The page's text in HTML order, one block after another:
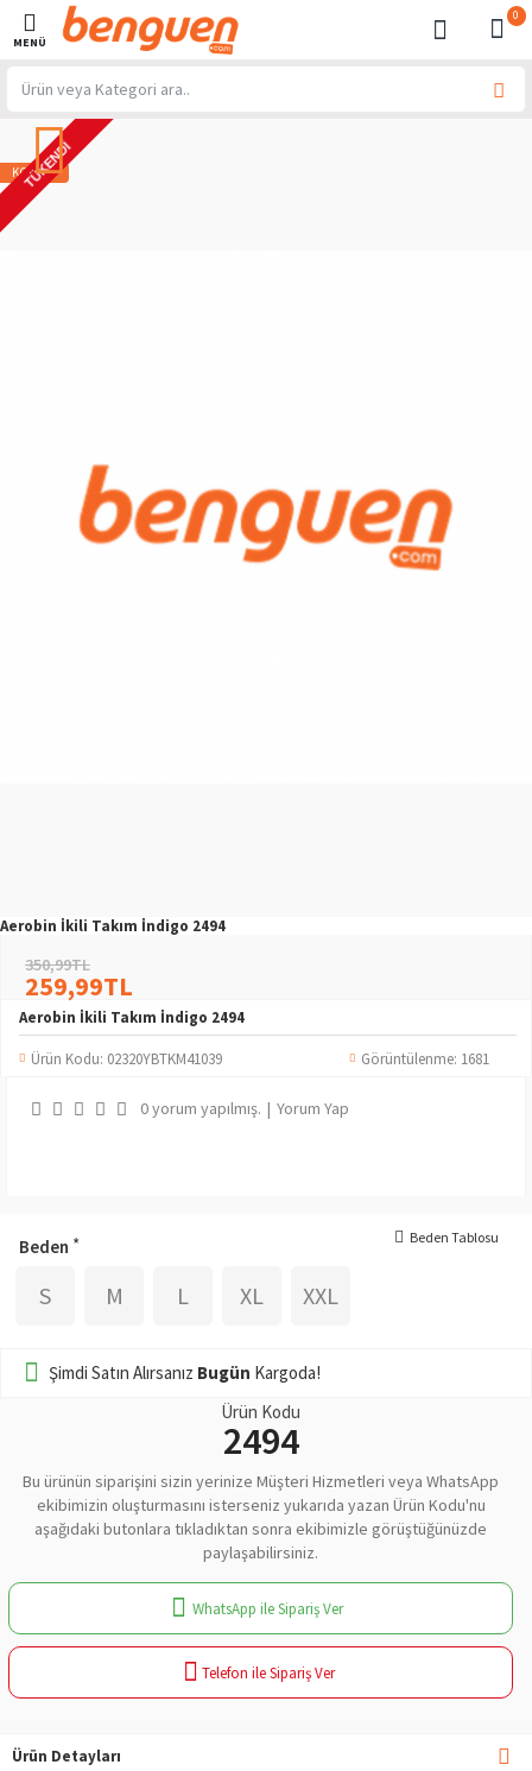
0
KOMBIN
TÜKENDI
Aerobin İkili Takım İndigo 2494
Aerobin İkili Takım İndigo 2494
Ürün Kodu: 02320YBTKM41039 Görüntülenme: 1681
0 yorum yapılmış. | Yorum Yap
259,99TL
350,99TL
Beden
S M L XL XXL
Beden Tablosu
Şimdi Satın Alırsanız Bugün Kargoda!
Ürün Kodu
2494
Bu ürünün siparişini sizin yerinize Müşteri Hizmetleri veya WhatsApp
ekibimizin oluşturmasını isterseniz yukarıda yazan Ürün Kodu'nu
aşağıdaki butonlara tıkladıktan sonra ekibimizle görüştüğünüzde
paylaşabilirsiniz.
WhatsApp ile Sipariş Ver
Telefon ile Sipariş Ver
Ürün Detayları